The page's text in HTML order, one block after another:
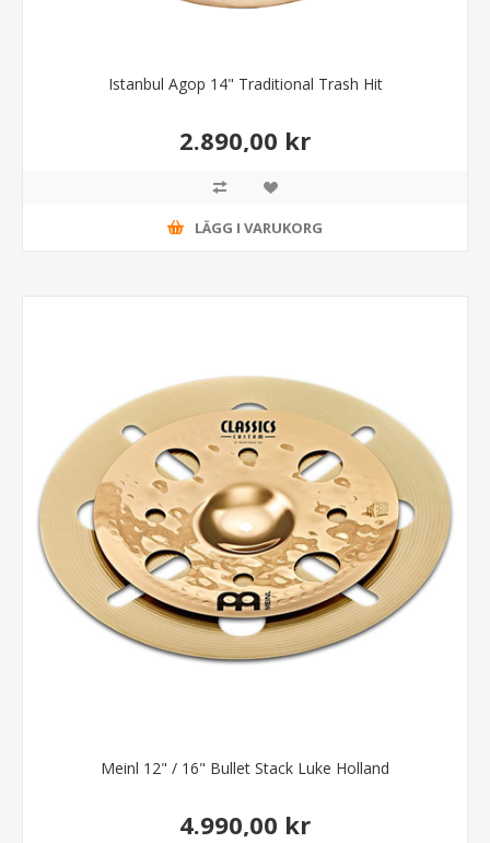
Istanbul Agop 14" Traditional Trash Hit
2.890,00 kr
LÄGG I VARUKORG
Meinl 12" / 16" Bullet Stack Luke Holland
4.990,00 kr